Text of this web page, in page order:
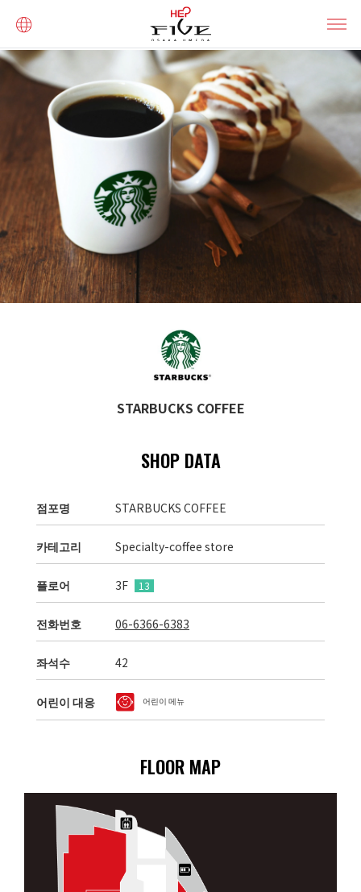
STARBUCKS COFFEE
SHOP DATA
점포명 STARBUCKS COFFEE
카테고리 Specialty-coffee store
플로어 3F 13
전화번호 06-6366-6383
좌석수 42
어린이 대응 어린이 메뉴
FLOOR MAP